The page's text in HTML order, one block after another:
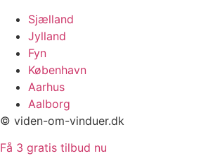
Sjælland
Jylland
Fyn
København
Aarhus
Aalborg
© viden-om-vinduer.dk
Få 3 gratis tilbud nu